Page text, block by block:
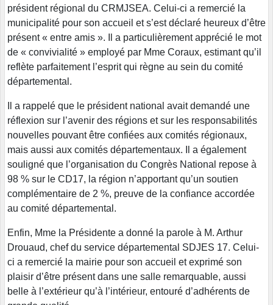
président régional du CRMJSEA. Celui-ci a remercié la
municipalité pour son accueil et s’est déclaré heureux d’être
présent « entre amis ». Il a particulièrement apprécié le mot
de « convivialité » employé par Mme Coraux, estimant qu’il
reflète parfaitement l’esprit qui règne au sein du comité
départemental.
Il a rappelé que le président national avait demandé une
réflexion sur l’avenir des régions et sur les responsabilités
nouvelles pouvant être confiées aux comités régionaux,
mais aussi aux comités départementaux. Il a également
souligné que l’organisation du Congrès National repose à
98 % sur le CD17, la région n’apportant qu’un soutien
complémentaire de 2 %, preuve de la confiance accordée
au comité départemental.
Enfin, Mme la Présidente a donné la parole à M. Arthur
Drouaud, chef du service départemental SDJES 17. Celui-
ci a remercié la mairie pour son accueil et exprimé son
plaisir d’être présent dans une salle remarquable, aussi
belle à l’extérieur qu’à l’intérieur, entouré d’adhérents de